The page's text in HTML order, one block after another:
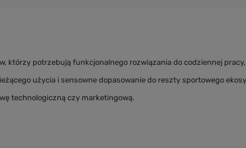
którzy potrzebują funkcjonalnego rozwiązania do codziennej
użycia i sensowne dopasowanie do reszty sportowego
technologiczną czy marketingową.